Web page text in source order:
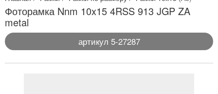
Фоторамка Nnm 10x15 4RSS 913 JGP ZA
metal
артикул 5-27287